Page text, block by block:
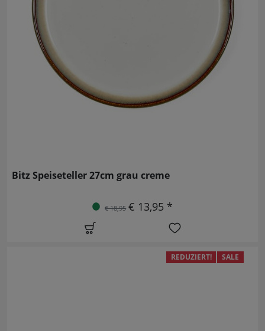
Bitz Speiseteller 27cm grau creme
€ 18,95 € 13,95 *
REDUZIERT! SALE